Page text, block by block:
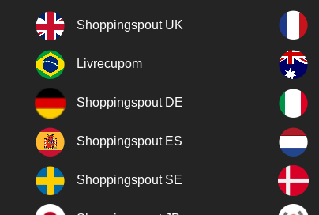
Shoppingspout UK
Livrecupom
Shoppingspout DE
Shoppingspout ES
Shoppingspout SE